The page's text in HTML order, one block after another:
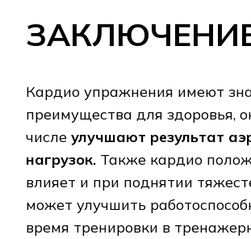
Кардио упражнения имеют
преимущества для здоровья,
числе улучшают результат
нагрузок. Также кардио
влияет и при поднятии
может улучшить
время тренировки в